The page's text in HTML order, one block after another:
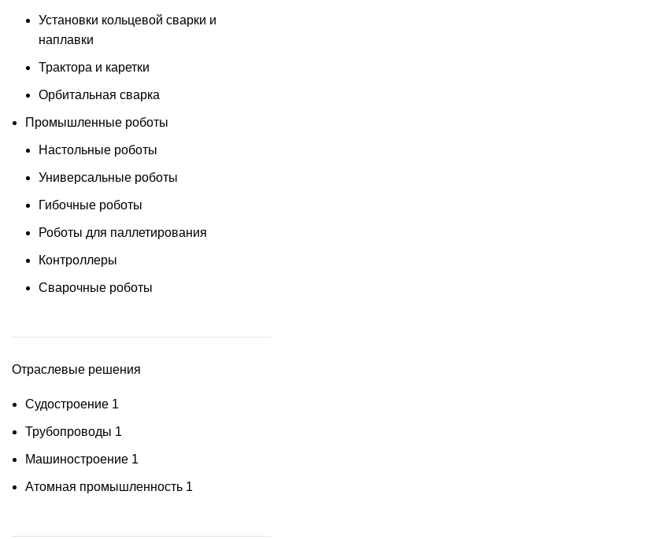
Установки кольцевой сварки и
наплавки
Трактора и каретки
Орбитальная сварка
Промышленные роботы
Настольные роботы
Универсальные роботы
Гибочные роботы
Роботы для паллетирования
Контроллеры
Сварочные роботы
Отраслевые решения
Судостроение 1
Трубопроводы 1
Машиностроение 1
Атомная промышленность 1